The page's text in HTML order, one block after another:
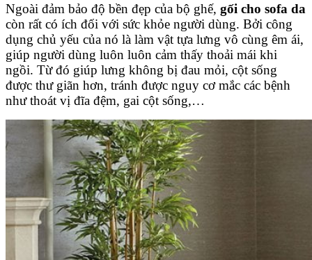
Ngoài đảm bảo độ bền đẹp của bộ ghế, gối cho sofa da
còn rất có ích đối với sức khỏe người dùng. Bởi công
dụng chủ yếu của nó là làm vật tựa lưng vô cùng êm ái,
giúp người dùng luôn luôn cảm thấy thoải mái khi
ngồi. Từ đó giúp lưng không bị đau mỏi, cột sống
được thư giãn hơn, tránh được nguy cơ mắc các bệnh
như thoát vị đĩa đệm, gai cột sống,…